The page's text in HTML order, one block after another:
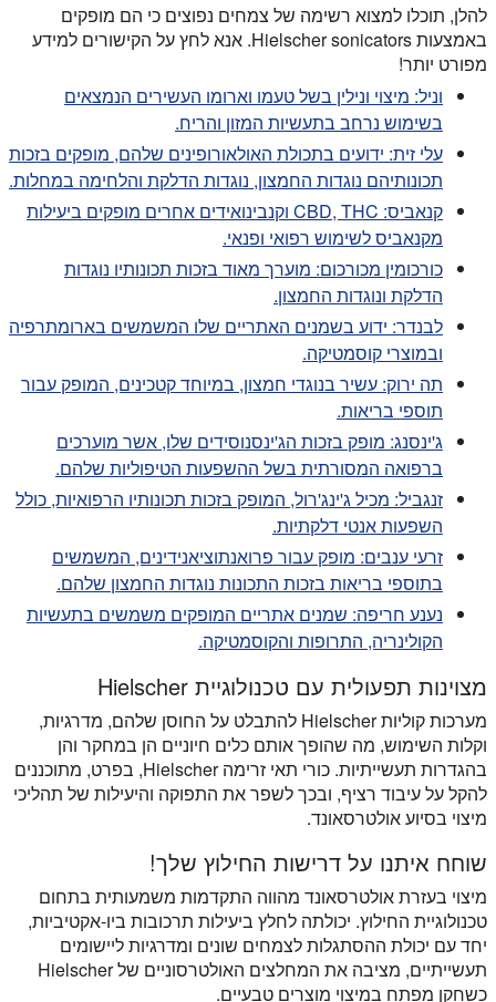
להלן, תוכלו למצוא רשימה של צמחים נפוצים כי הם מופקים
באמצעות Hielscher sonicators. אנא לחץ על הקישורים למידע
מפורט יותר!
וניל: מיצוי ונילין בשל טעמו וארומו העשירים הנמצאים
בשימוש נרחב בתעשיות המזון והריח.
עלי זית: ידועים בתכולת האולאורופינים שלהם, מופקים בזכות
תכונותיהם נוגדות החמצון, נוגדות הדלקת והלחימה במחלות.
קנאביס: CBD, THC וקנבינואידים אחרים מופקים ביעילות
מקנאביס לשימוש רפואי ופנאי.
כורכומין מכורכום: מוערך מאוד בזכות תכונותיו נוגדות
הדלקת ונוגדות החמצון.
לבנדר: ידוע בשמנים האתריים שלו המשמשים בארומתרפיה
ובמוצרי קוסמטיקה.
תה ירוק: עשיר בנוגדי חמצון, במיוחד קטכינים, המופק עבור
תוספי בריאות.
ג'ינסנג: מופק בזכות הג'ינסנוסידים שלו, אשר מוערכים
ברפואה המסורתית בשל ההשפעות הטיפוליות שלהם.
זנגביל: מכיל ג'ינג'רול, המופק בזכות תכונותיו הרפואיות, כולל
השפעות אנטי דלקתיות.
זרעי ענבים: מופק עבור פרואנתוציאנידינים, המשמשים
בתוספי בריאות בזכות התכונות נוגדות החמצון שלהם.
נענע חריפה: שמנים אתריים המופקים משמשים בתעשיות
הקולינריה, התרופות והקוסמטיקה.
מצוינות תפעולית עם טכנולוגיית Hielscher
מערכות קוליות Hielscher להתבלט על החוסן שלהם, מדרגיות,
וקלות השימוש, מה שהופך אותם כלים חיוניים הן במחקר והן
בהגדרות תעשייתיות. כורי תאי זרימה Hielscher, בפרט, מתוכננים
להקל על עיבוד רציף, ובכך לשפר את התפוקה והיעילות של תהליכי
מיצוי בסיוע אולטרסאונד.
שוחח איתנו על דרישות החילוץ שלך!
מיצוי בעזרת אולטרסאונד מהווה התקדמות משמעותית בתחום
טכנולוגיית החילוץ. יכולתה לחלץ ביעילות תרכובות ביו-אקטיביות,
יחד עם יכולת ההסתגלות לצמחים שונים ומדרגיות ליישומים
תעשייתיים, מציבה את המחלצים האולטרסוניים של Hielscher
כשחקן מפתח במיצוי מוצרים טבעיים.